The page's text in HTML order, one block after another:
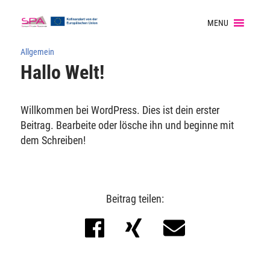
MENU
Allgemein
Hallo Welt!
Willkommen bei WordPress. Dies ist dein erster
Beitrag. Bearbeite oder lösche ihn und beginne mit
dem Schreiben!
Beitrag teilen: